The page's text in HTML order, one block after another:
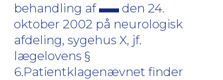
behandling af
den 24.
oktober 2002 på neurologisk
afdeling, sygehus X, jf.
lægelovens §
6.Patientklagenævnet finder